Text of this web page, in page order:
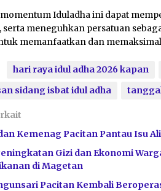
momentum Iduladha ini dapat
serta meneguhkan persatuan
memanfaatkan dan
hari raya idul adha 2026 kapan
sidang isbat idul adha
Kemenag Pacitan Pantau Isu
Gizi dan Ekonomi
di Magetan
Pacitan Kembali